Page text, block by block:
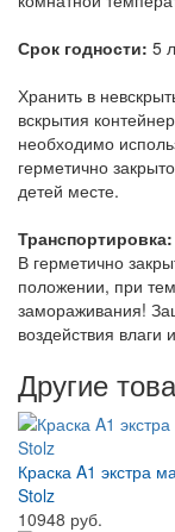
Срок годности: 5
Хранить в
вскрытия
необходимо
герметично
детей месте.
Транспортировка:
В герметично
положении, при
замораживания!
воздействия влаги
Другие
Краска A1 экстра
Stolz
10948 руб.